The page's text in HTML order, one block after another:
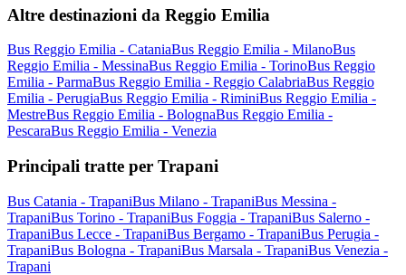
Altre destinazioni da Reggio Emilia
Bus Reggio Emilia - CataniaBus Reggio Emilia - MilanoBus
Reggio Emilia - MessinaBus Reggio Emilia - TorinoBus Reggio
Emilia - ParmaBus Reggio Emilia - Reggio CalabriaBus Reggio
Emilia - PerugiaBus Reggio Emilia - RiminiBus Reggio Emilia -
MestreBus Reggio Emilia - BolognaBus Reggio Emilia -
PescaraBus Reggio Emilia - Venezia
Principali tratte per Trapani
Bus Catania - TrapaniBus Milano - TrapaniBus Messina -
TrapaniBus Torino - TrapaniBus Foggia - TrapaniBus Salerno -
TrapaniBus Lecce - TrapaniBus Bergamo - TrapaniBus Perugia -
TrapaniBus Bologna - TrapaniBus Marsala - TrapaniBus Venezia -
Trapani